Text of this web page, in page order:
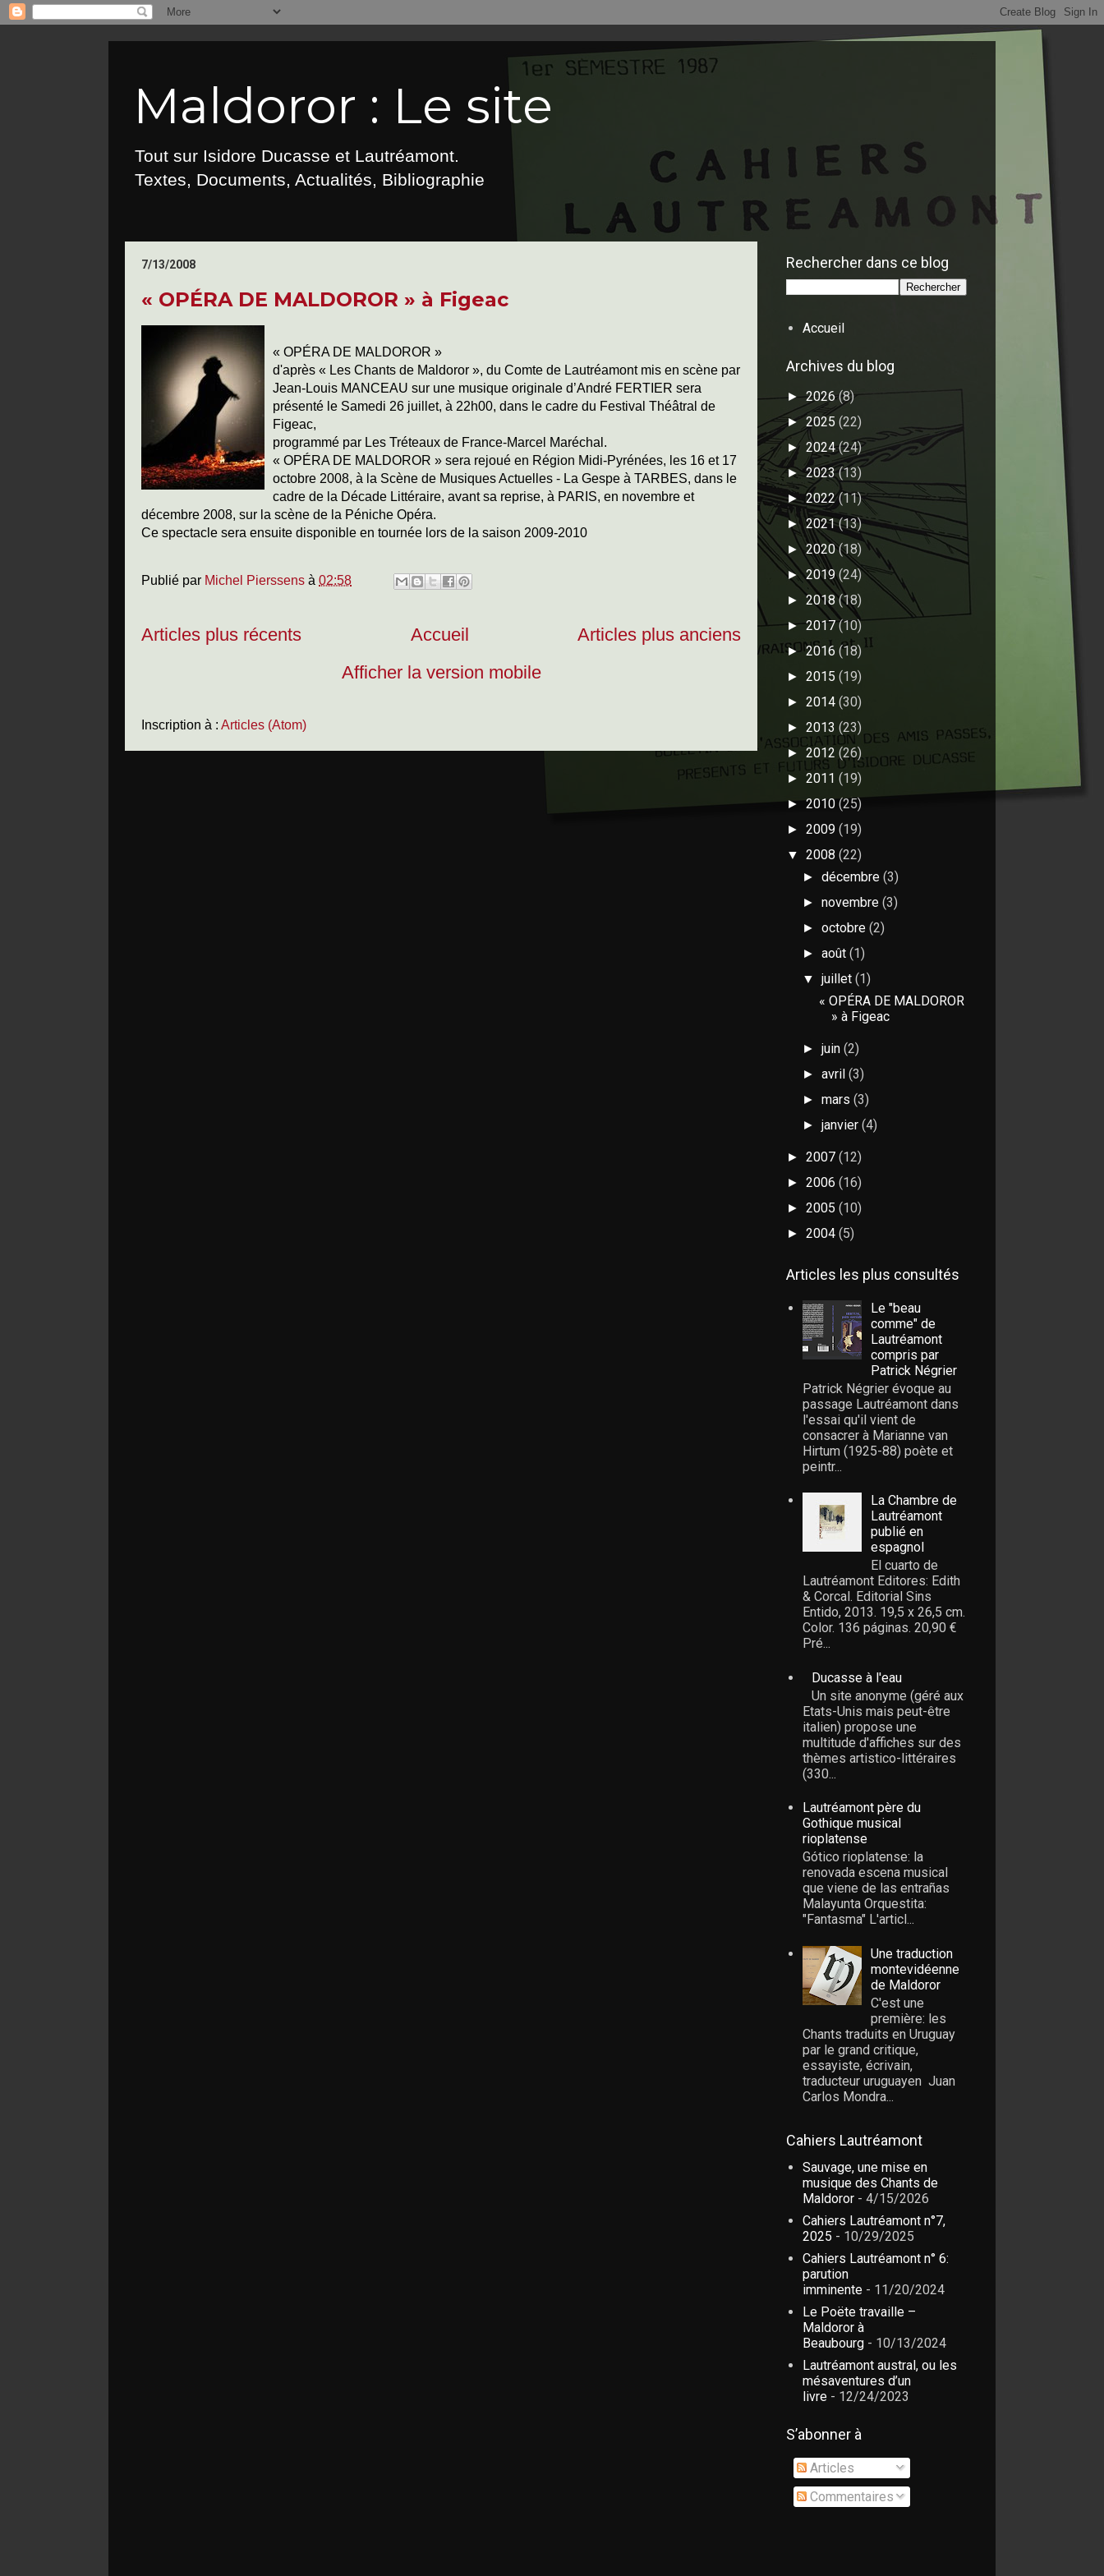
Maldoror : Le site
Tout sur Isidore Ducasse et Lautréamont.
Textes, Documents, Actualités, Bibliographie
7/13/2008
« OPÉRA DE MALDOROR » à Figeac
« OPÉRA DE MALDOROR »
d'après « Les Chants de Maldoror », du Comte de Lautréamont mis en scène par
Jean-Louis MANCEAU sur une musique originale d’André FERTIER sera
présenté le Samedi 26 juillet, à 22h00, dans le cadre du Festival Théâtral de
Figeac,
programmé par Les Tréteaux de France-Marcel Maréchal.
« OPÉRA DE MALDOROR » sera rejoué en Région Midi-Pyrénées, les 16 et 17
octobre 2008, à la Scène de Musiques Actuelles - La Gespe à TARBES, dans le
cadre de la Décade Littéraire, avant sa reprise, à PARIS, en novembre et
décembre 2008, sur la scène de la Péniche Opéra.
Ce spectacle sera ensuite disponible en tournée lors de la saison 2009-2010
Publié par Michel Pierssens à 02:58
Articles plus récents Articles plus anciens
Accueil
Afficher la version mobile
Inscription à : Articles (Atom)
Rechercher dans ce blog
Accueil
Archives du blog
►2026(8)
►2025 (22)
► 2024(24)
►2023(13)
►2022(11)
►2021(13)
►2020(18)
►2019(24)
► 2018(18)
►2017(10)
►2016 (18)
► 2015 (19)
► 2014 (30)
► 2013 (23)
► 2012 (26)
► 2011 (19)
►2010 (25)
► 2009 (19)
▼ 2008 (22)
►décembre(3)
►novembre(3)
►octobre(2)
►août(1)
▼juillet(1)
« OPÉRA DE MALDOROR
» à Figeac
►juin(2)
►avril(3)
►mars(3)
►janvier(4)
► 2007 (12)
► 2006 (16)
► 2005 (10)
► 2004 (5)
Articles les plus consultés
Le "beau
comme" de
Lautréamont
compris par
Patrick Négrier
Patrick Négrier évoque au
passage Lautréamont dans
l'essai qu'il vient de
consacrer à Marianne van
Hirtum (1925-88) poète et
peintr...
La Chambre de
Lautréamont
publié en
espagnol
El cuarto de
Lautréamont Editores: Edith
& Corcal. Editorial Sins
Entido, 2013. 19,5 x 26,5 cm.
Color. 136 páginas. 20,90 €
Pré...
Ducasse à l'eau
Un site anonyme (géré aux
Etats-Unis mais peut-être
italien) propose une
multitude d'affiches sur des
thèmes artistico-littéraires
(330...
Lautréamont père du
Gothique musical
rioplatense
Gótico rioplatense: la
renovada escena musical
que viene de las entrañas
Malayunta Orquestita:
"Fantasma" L'articl...
Une traduction
montevidéenne
de Maldoror
C'est une
première: les
Chants traduits en Uruguay
par le grand critique,
essayiste, écrivain,
traducteur uruguayen Juan
Carlos Mondra...
Cahiers Lautréamont
Sauvage, une mise en
musique des Chants de
Maldoror - 4/15/2026
Cahiers Lautréamont n°7,
2025 - 10/29/2025
Cahiers Lautréamont n° 6:
parution
imminente - 11/20/2024
Le Poëte travaille –
Maldoror à
Beaubourg - 10/13/2024
Lautréamont austral, ou les
mésaventures d’un
livre - 12/24/2023
S’abonner à
Articles
Commentaires